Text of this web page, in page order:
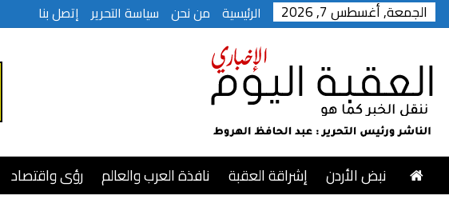
الجمعة, أغسطس 7, 2026 الرئيسية من نحن سياسة التحرير إتصل بنا
نبض الأردن إشراقة العقبة نافذة العرب والعالم رؤى واقتصاد